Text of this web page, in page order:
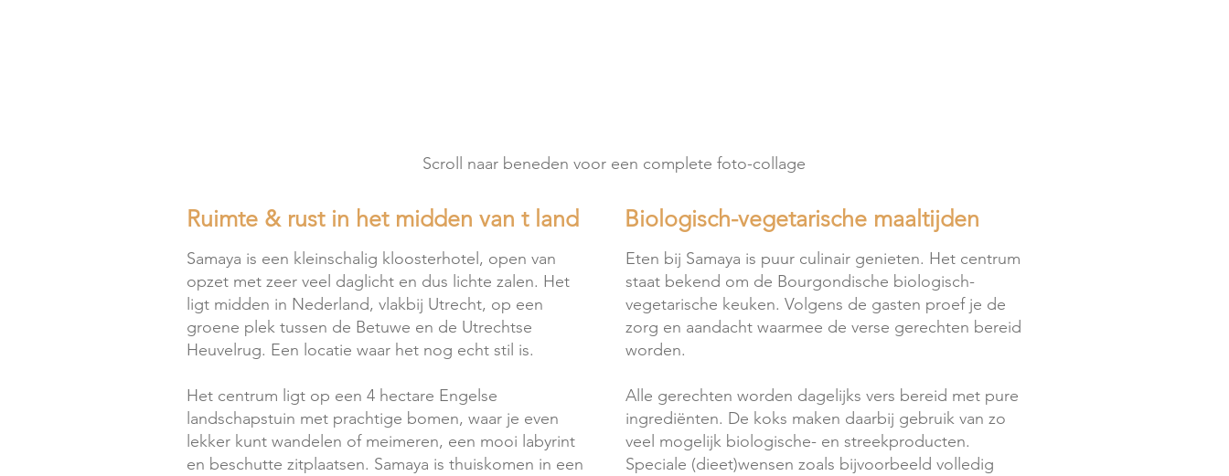
Scroll naar beneden voor een complete foto-collage
Ruimte & rust in het midden van t land
Samaya is een kleinschalig kloosterhotel, open van
opzet met zeer veel daglicht en dus lichte zalen. Het
ligt midden in Nederland, vlakbij Utrecht, op een
groene plek tussen de Betuwe en de Utrechtse
Heuvelrug. Een locatie waar het nog echt stil is.
Het centrum ligt op een 4 hectare Engelse
landschapstuin met prachtige bomen, waar je even
lekker kunt wandelen of meimeren, een mooi labyrint
en beschutte zitplaatsen. Samaya is thuiskomen in een
Biologisch-vegetarische maaltijden
Eten bij Samaya is puur culinair genieten. Het centrum
staat bekend om de Bourgondische biologisch-
vegetarische keuken. Volgens de gasten proef je de
zorg en aandacht waarmee de verse gerechten bereid
worden.
Alle gerechten worden dagelijks vers bereid met pure
ingrediënten. De koks maken daarbij gebruik van zo
veel mogelijk biologische- en streekproducten.
Speciale (dieet)wensen zoals bijvoorbeeld volledig